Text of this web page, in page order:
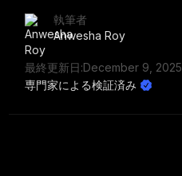
執筆者
Anwesha Roy
最終更新日:December 9, 2025
専門家による検証済み